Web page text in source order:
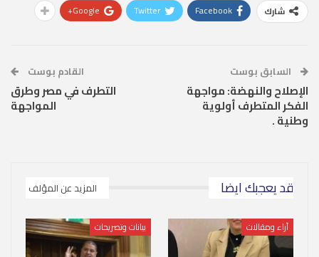
شارك Facebook
Twitter
Google+
السابق بوست
الإصلاح والنهضة: مواجهة
الفكر المتطرف أولوية
وطنية .
القادم بوست
التطرف في مصر وطرق
المواجهة
قد يعجبك ايضا المزيد عن المؤلف
آراء ومقالات بيانات وتصريحات